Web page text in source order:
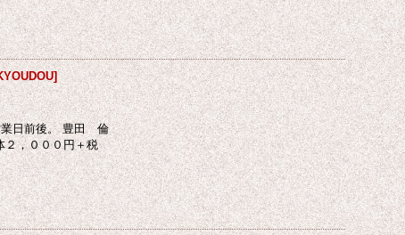
]
業日前後。 豊田 倫
，０００円＋税